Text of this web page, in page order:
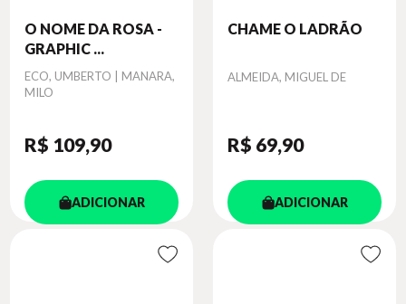
O NOME DA ROSA -
GRAPHIC ...
Autor
ECO, UMBERTO | MANARA,
MILO
R$ 109,90
ADICIONAR
CHAME O LADRÃO
Autor
ALMEIDA, MIGUEL DE
R$ 69,90
ADICIONAR